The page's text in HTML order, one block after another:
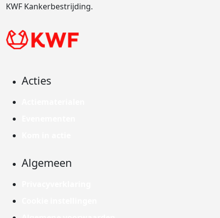
KWF Kankerbestrijding.
Acties
Algemeen